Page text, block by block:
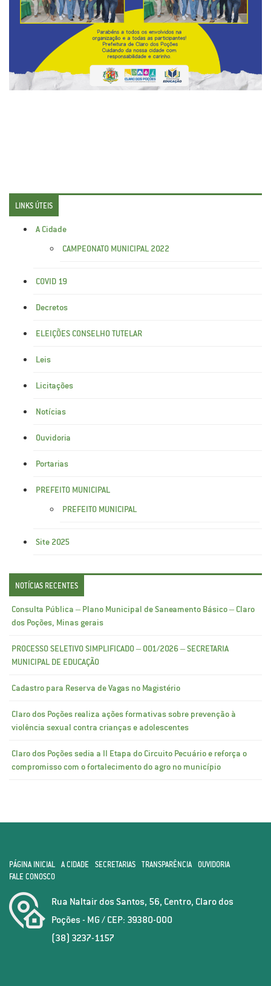
LINKS ÚTEIS
A Cidade
CAMPEONATO MUNICIPAL 2022
COVID 19
Decretos
ELEIÇÕES CONSELHO TUTELAR
Leis
Licitações
Notícias
Ouvidoria
Portarias
PREFEITO MUNICIPAL
PREFEITO MUNICIPAL
Site 2025
NOTÍCIAS RECENTES
Consulta Pública – Plano Municipal de Saneamento Básico – Claro
dos Poções, Minas gerais
PROCESSO SELETIVO SIMPLIFICADO – 001/2026 – SECRETARIA
MUNICIPAL DE EDUCAÇÃO
Cadastro para Reserva de Vagas no Magistério
Claro dos Poções realiza ações formativas sobre prevenção à
violência sexual contra crianças e adolescentes
Claro dos Poções sedia a II Etapa do Circuito Pecuário e reforça o
compromisso com o fortalecimento do agro no município
PÁGINA INICIAL A CIDADE SECRETARIAS TRANSPARÊNCIA
OUVIDORIA
FALE CONOSCO
Rua Naltair dos Santos, 56, Centro, Claro dos
Poções - MG / CEP: 39380-000
(38) 3237-1157